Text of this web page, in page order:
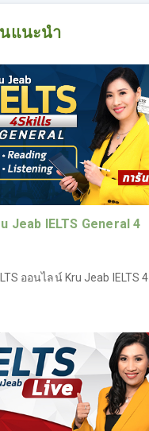
แนะนำ
Jeab IELTS General 4
ออนไลน์ Kru Jeab IELTS 4